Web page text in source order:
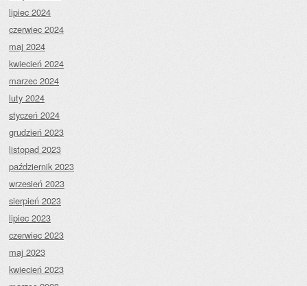
lipiec 2024
czerwiec 2024
maj 2024
kwiecień 2024
marzec 2024
luty 2024
styczeń 2024
grudzień 2023
listopad 2023
październik 2023
wrzesień 2023
sierpień 2023
lipiec 2023
czerwiec 2023
maj 2023
kwiecień 2023